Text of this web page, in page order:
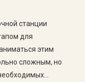
станции
для
этим
сложным, но